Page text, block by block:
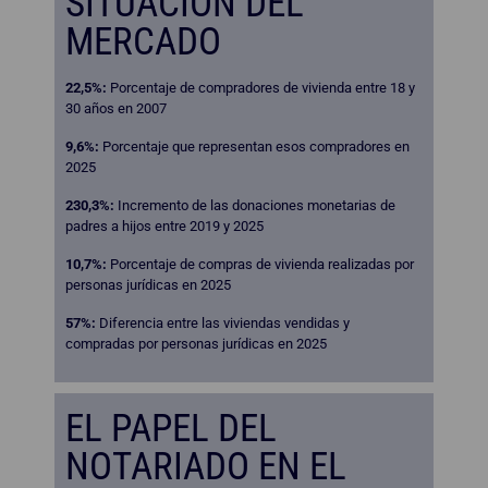
MERCADO
22,5%: Porcentaje de compradores de vivienda entre 18 y
30 años en 2007
9,6%: Porcentaje que representan esos compradores en
2025
230,3%: Incremento de las donaciones monetarias de
padres a hijos entre 2019 y 2025
10,7%: Porcentaje de compras de vivienda realizadas por
personas jurídicas en 2025
57%: Diferencia entre las viviendas vendidas y
compradas por personas jurídicas en 2025
EL PAPEL DEL
NOTARIADO EN EL